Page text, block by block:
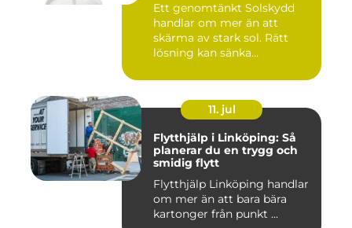
Ett genomtänkt Solskydd
handlar om mer än att
skärma av stark sol. Rätt
lösning kan sänka
11. jul
Flytthjälp i Linköping: Så
planerar du en trygg och
smidig flytt
Flytthjälp Linköping handlar
om mer än att bara bära
kartonger från punkt ...